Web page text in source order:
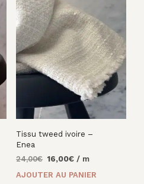
Tissu tweed ivoire –
Enea
24,00€ Le
16,00€Le/ m
AJOUTER AU PANIER